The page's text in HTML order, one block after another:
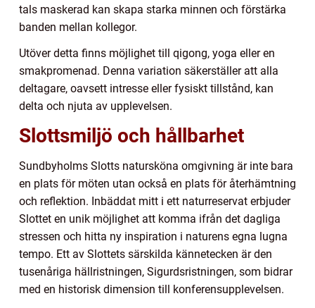
tals maskerad kan skapa starka minnen och förstärka
banden mellan kollegor.
Utöver detta finns möjlighet till qigong, yoga eller en
smakpromenad. Denna variation säkerställer att alla
deltagare, oavsett intresse eller fysiskt tillstånd, kan
delta och njuta av upplevelsen.
Slottsmiljö och hållbarhet
Sundbyholms Slotts natursköna omgivning är inte bara
en plats för möten utan också en plats för återhämtning
och reflektion. Inbäddat mitt i ett naturreservat erbjuder
Slottet en unik möjlighet att komma ifrån det dagliga
stressen och hitta ny inspiration i naturens egna lugna
tempo. Ett av Slottets särskilda kännetecken är den
tusenåriga hällristningen, Sigurdsristningen, som bidrar
med en historisk dimension till konferensupplevelsen.